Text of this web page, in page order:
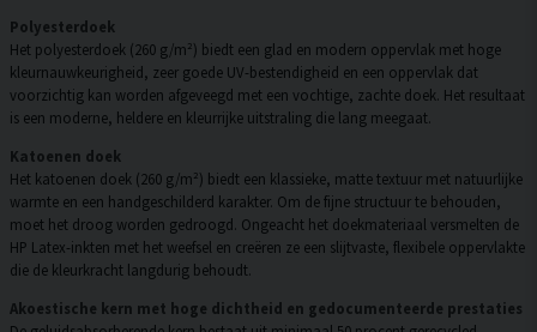
Polyesterdoek
Het polyesterdoek (260 g/m²) biedt een glad en modern oppervlak met hoge
kleurnauwkeurigheid, zeer goede UV-bestendigheid en een oppervlak dat
voorzichtig kan worden afgeveegd met een vochtige, zachte doek. Het resultaat
is een moderne, heldere en kleurrijke uitstraling die lang meegaat.
Katoenen doek
Het katoenen doek (260 g/m²) biedt een klassieke, matte textuur met natuurlijke
warmte en een handgeschilderd karakter. Om de fijne structuur te behouden,
moet het droog worden gedroogd. Ongeacht het doekmateriaal versmelten de
HP Latex-inkten met het weefsel en creëren ze een slijtvaste, flexibele oppervlakte
die de kleurkracht langdurig behoudt.
Akoestische kern met hoge dichtheid en gedocumenteerde prestaties